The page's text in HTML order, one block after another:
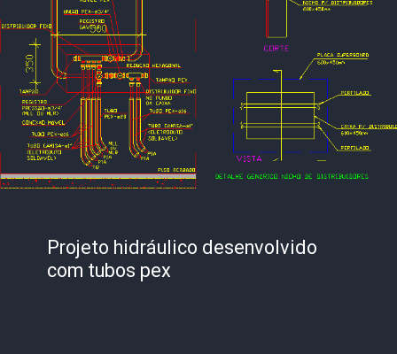
Projeto hidráulico desenvolvido
com tubos pex